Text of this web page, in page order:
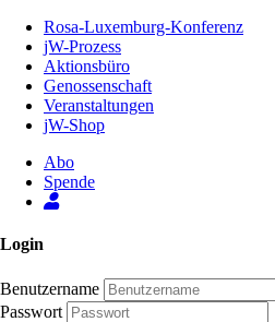
Inhalt
Seite
Rosa-Luxemburg-Konferenz
jW-Prozess
Aktionsbüro
Genossenschaft
Veranstaltungen
jW-Shop
Abo
Spende
Login
Benutzername
Passwort